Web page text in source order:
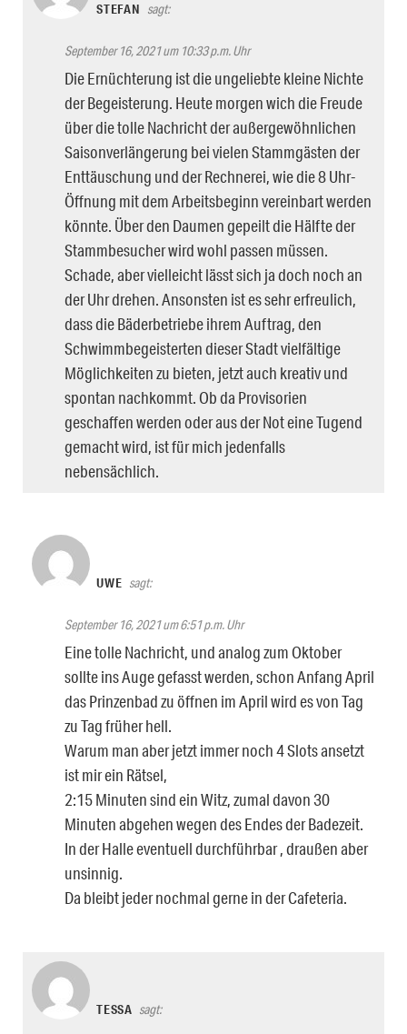
STEFAN sagt:
September 16, 2021 um 10:33 p.m. Uhr
Die Ernüchterung ist die ungeliebte kleine Nichte
der Begeisterung. Heute morgen wich die Freude
über die tolle Nachricht der außergewöhnlichen
Saisonverlängerung bei vielen Stammgästen der
Enttäuschung und der Rechnerei, wie die 8 Uhr-
Öffnung mit dem Arbeitsbeginn vereinbart werden
könnte. Über den Daumen gepeilt die Hälfte der
Stammbesucher wird wohl passen müssen.
Schade, aber vielleicht lässt sich ja doch noch an
der Uhr drehen. Ansonsten ist es sehr erfreulich,
dass die Bäderbetriebe ihrem Auftrag, den
Schwimmbegeisterten dieser Stadt vielfältige
Möglichkeiten zu bieten, jetzt auch kreativ und
spontan nachkommt. Ob da Provisorien
geschaffen werden oder aus der Not eine Tugend
gemacht wird, ist für mich jedenfalls
nebensächlich.
UWE sagt:
September 16, 2021 um 6:51 p.m. Uhr
Eine tolle Nachricht, und analog zum Oktober
sollte ins Auge gefasst werden, schon Anfang April
das Prinzenbad zu öffnen im April wird es von Tag
zu Tag früher hell.
Warum man aber jetzt immer noch 4 Slots ansetzt
ist mir ein Rätsel,
2:15 Minuten sind ein Witz, zumal davon 30
Minuten abgehen wegen des Endes der Badezeit.
In der Halle eventuell durchführbar , draußen aber
unsinnig.
Da bleibt jeder nochmal gerne in der Cafeteria.
TESSA sagt: